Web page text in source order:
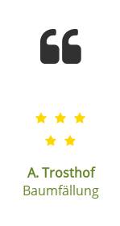
A. Trosthof
Baumfällung